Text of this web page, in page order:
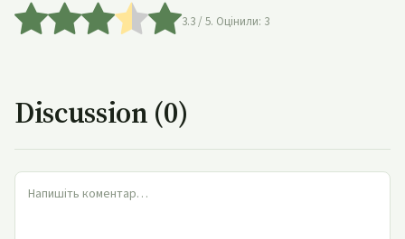
3.3/ 5. Оцінили: 3
Discussion (0)